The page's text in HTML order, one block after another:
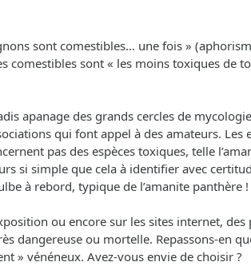
sont comestibles… une fois »
comestibles sont « les moins toxiques de
apanage des grands cercles de
qui font appel à des amateurs.
pas des espèces toxiques, telle
si simple que cela à identifier avec
à rebord, typique de l’amanite panthère !
ou encore sur les sites internet,
dangereuse ou mortelle. Repassons-en
» vénéneux. Avez-vous envie de choisir ?